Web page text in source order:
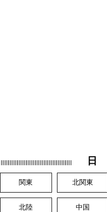
関東 北関東
北陸 中国